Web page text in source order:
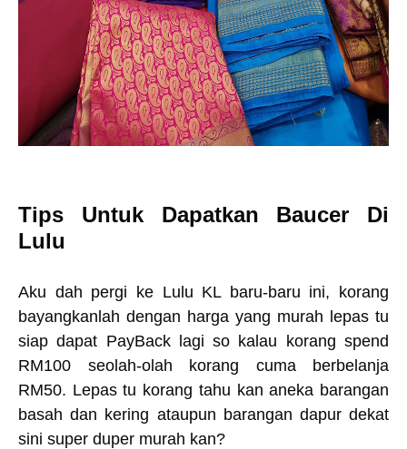
Tips Untuk Dapatkan Baucer Di
Lulu
Aku dah pergi ke Lulu KL baru-baru ini, korang
bayangkanlah dengan harga yang murah lepas tu
siap dapat PayBack lagi so kalau korang spend
RM100 seolah-olah korang cuma berbelanja
RM50. Lepas tu korang tahu kan aneka barangan
basah dan kering ataupun barangan dapur dekat
sini super duper murah kan?